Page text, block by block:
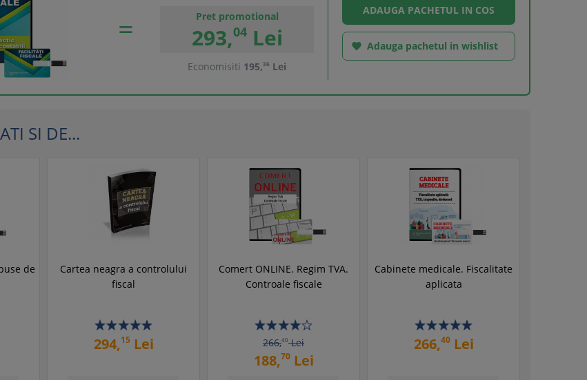
Pret promotional
293,04Lei
Economisiti 195,36 Lei
 Adauga pachetul in wishlist
SI DE...
de
Cartea neagra a controlului
fiscal
294,15Lei
Comert ONLINE. Regim TVA.
Controale fiscale
266,40Lei
188,70Lei
Cabinete medicale. Fiscalitate
aplicata
266,40Lei